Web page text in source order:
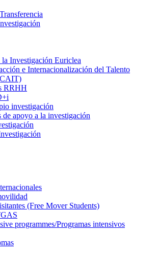
Investigación Euriclea
e Internacionalización del Talento
RRHH
investigación
de apoyo a la investigación
(Free Mover Students)
programmes/Programas intensivos